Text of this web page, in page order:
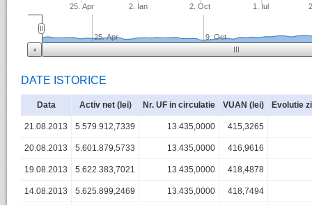
25. Apr 2. Ian 2. Oct 1. Iul
25. Apr 9. Oct
DATE ISTORICE
Data Activ net (lei) Nr. UF in circulatie VUAN (lei) Evolutie
21.08.2013 5.579.912,7339 13.435,0000 415,3265
20.08.2013 5.601.879,5733 13.435,0000 416,9616
19.08.2013 5.622.383,7021 13.435,0000 418,4878
14.08.2013 5.625.899,2469 13.435,0000 418,7494